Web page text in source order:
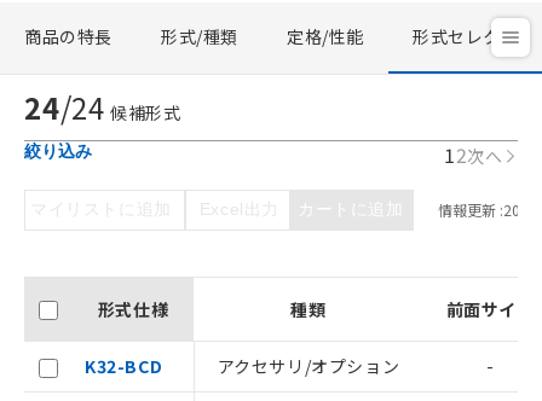
商品の特長 形式/種類 定格/性能 形式セレクタ
24/24 候補形式
絞り込み 12次へ
マイリストに追加 Excel出力 カートに追加 情報更新 :
形式仕様 種類 前面サイズ
K32-BCD アクセサリ/オプション -